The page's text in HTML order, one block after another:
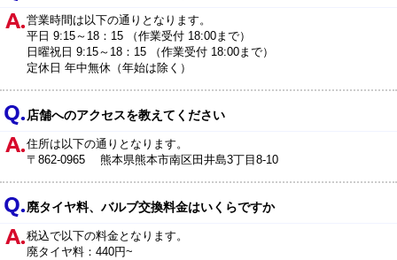
営業時間は以下の通りとなります。
平日 9:15～18：15 （作業受付 18:00まで）
日曜祝日 9:15～18：15 （作業受付 18:00まで）
定休日 年中無休（年始は除く）
店舗へのアクセスを教えてください
住所は以下の通りとなります。
〒862-0965 熊本県熊本市南区田井島3丁目8-10
廃タイヤ料、バルブ交換料金はいくらですか
税込で以下の料金となります。
廃タイヤ料：440円~